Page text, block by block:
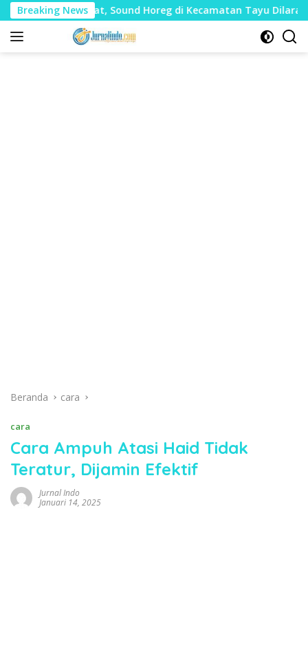
Langsung
ke
konten
Breaking News
Sound Horeg di Kecamatan Tayu Dilarang
Beranda cara
cara
Cara Ampuh Atasi Haid Tidak
Teratur, Dijamin Efektif
Jurnal Indo
Januari 14, 2025